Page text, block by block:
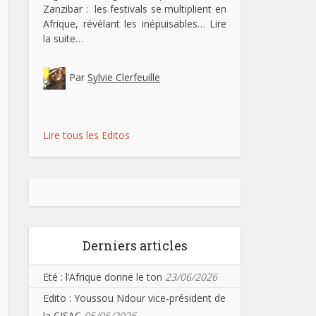
Zanzibar : les festivals se multiplient en
Afrique, révélant les inépuisables… Lire
la suite…
Par Sylvie Clerfeuille
Lire tous les Editos
Derniers articles
Eté : l’Afrique donne le ton 23/06/2026
Edito : Youssou Ndour vice-président de